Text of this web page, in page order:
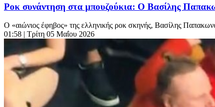
Ροκ συνάντηση στα μπουζούκια: Ο Βασίλης
Ο «αιώνιος έφηβος» της ελληνικής ροκ σκηνής, Βασίλης
01:58 | Τρίτη 05 Μαΐου 2026